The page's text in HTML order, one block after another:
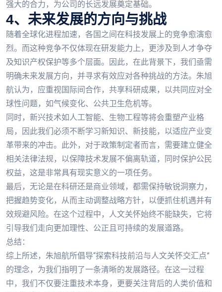
强大的合力，为公司的长远发展奠定基础。
4、未来发展的方向与挑战
随着全球化进程加速，各国之间在科技发展上的竞争愈演愈
烈。而这种竞争不仅体现在研发能力上，更涉及到人才争夺
及知识产权保护等多个层面。因此，在此背景下，我们亟需
明确未来发展方向，并寻求有效应对各种挑战的方法。朱旭
航认为，应重视国际间合作，共享科研成果，以共同应对全
球性问题，如气候变化、公共卫生危机等。
同时，新兴技术如人工智能、生物工程等将会重塑产业格
局，因此我们必须不断学习新知识、新技能，以适应产业变
革带来的冲击。此外，对于政策制定者而言，需要建立健全
相关法律法规，以保障技术发展不偏离轨道，同时保护公民
权益，这是非常具有现实意义的一项任务。
最后，无论是在科研还是商业领域，都需保持敏锐洞察力，
把握趋势变化，从而主动调整战略方针，以便抓住机遇并有
效规避风险。在这个过程中，人文关怀始终不能缺失，它将
引导我们走向更加理性、公正且可持续的发展道路。
总结：
综上所述，朱旭航所倡导“探索科技前沿与人文关怀交汇点”
的理念，为我们指明了一条清晰的发展路径。在这一过程
中，我们不仅要注重技术本身，更要关注背后的人类价值和